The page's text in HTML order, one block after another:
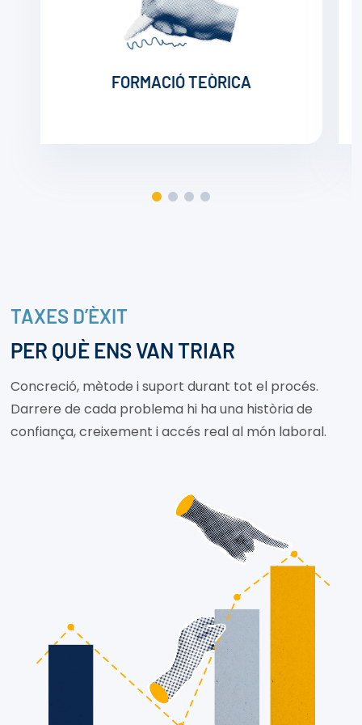
FORMACIÓ TEÒRICA
TAXES D’ÈXIT
PER QUÈ ENS VAN TRIAR
Concreció, mètode i suport durant tot el procés.
Darrere de cada problema hi ha una història de
confiança, creixement i accés real al món laboral.